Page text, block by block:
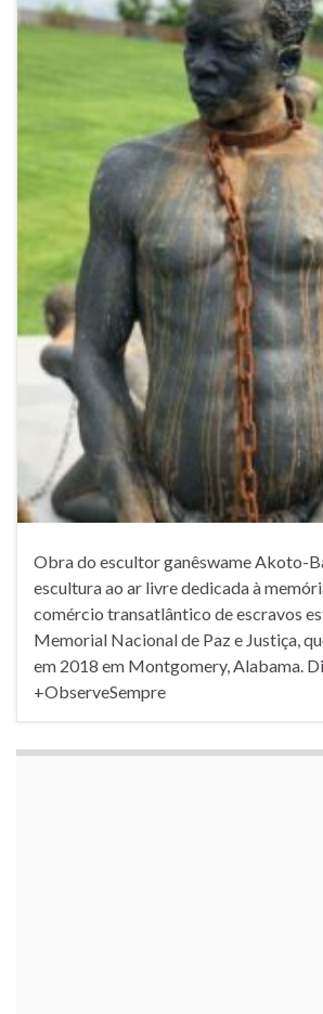
Obra do escultor ganêswame Akoto-
escultura ao ar livre dedicada à
comércio transatlântico de escravos
Memorial Nacional de Paz e Justiça,
em 2018 em Montgomery, Alabama.
+ObserveSempre